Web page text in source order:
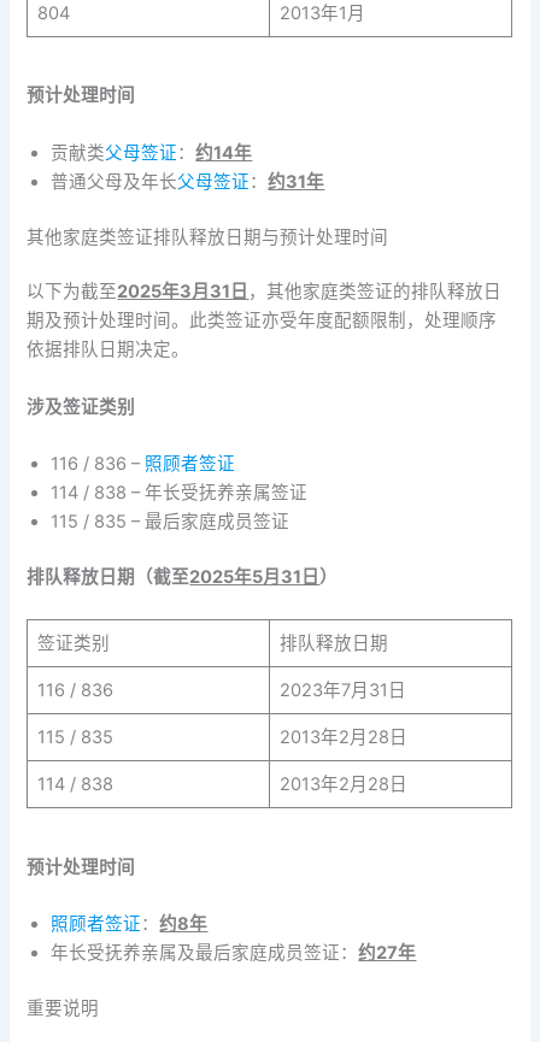
804 2013年1月
预计处理时间
贡献类父母签证：约14年
普通父母及年长父母签证：约31年
其他家庭类签证排队释放日期与预计处理时间
以下为截至2025年3月31日 ，其他家庭类签证的排队释放日
期及预计处理时间。此类签证亦受年度配额限制，处理顺序
依据排队日期决定。
涉及签证类别
116 / 836 – 照顾者签证
114 / 838 – 年长受抚养亲属签证
115 / 835 – 最后家庭成员签证
排队释放日期（截至2025年5月31日 ）
签证类别 排队释放日期
116 / 836 2023年7月31日
115 / 835 2013年2月28日
114 / 838 2013年2月28日
预计处理时间
照顾者签证：约8年
年长受抚养亲属及最后家庭成员签证：约27年
重要说明